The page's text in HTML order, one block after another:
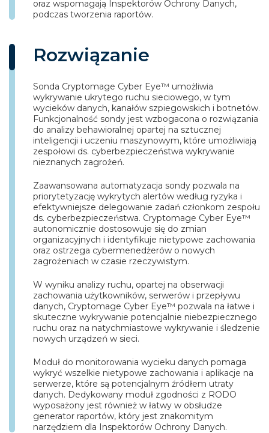
oraz wspomagają Inspektorów Ochrony Danych,
podczas tworzenia raportów.
Rozwiązanie
Sonda Cryptomage Cyber Eye™ umożliwia
wykrywanie ukrytego ruchu sieciowego, w tym
wycieków danych, kanałów szpiegowskich i botnetów.
Funkcjonalność sondy jest wzbogacona o rozwiązania
do analizy behawioralnej opartej na sztucznej
inteligencji i uczeniu maszynowym, które umożliwiają
zespołowi ds. cyberbezpieczeństwa wykrywanie
nieznanych zagrożeń.
Zaawansowana automatyzacja sondy pozwala na
priorytetyzację wykrytych alertów według ryzyka i
efektywniejsze delegowanie zadań członkom zespołu
ds. cyberbezpieczeństwa. Cryptomage Cyber Eye™
autonomicznie dostosowuje się do zmian
organizacyjnych i identyfikuje nietypowe zachowania
oraz ostrzega cybermenedżerów o nowych
zagrożeniach w czasie rzeczywistym.
W wyniku analizy ruchu, opartej na obserwacji
zachowania użytkowników, serwerów i przepływu
danych, Cryptomage Cyber Eye™ pozwala na łatwe i
skuteczne wykrywanie potencjalnie niebezpiecznego
ruchu oraz na natychmiastowe wykrywanie i śledzenie
nowych urządzeń w sieci.
Moduł do monitorowania wycieku danych pomaga
wykryć wszelkie nietypowe zachowania i aplikacje na
serwerze, które są potencjalnym źródłem utraty
danych. Dedykowany moduł zgodności z RODO
wyposażony jest również w łatwy w obsłudze
generator raportów, który jest znakomitym
narzędziem dla Inspektorów Ochrony Danych.